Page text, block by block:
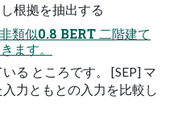
根拠を抽出する
類似0.8 BERT 二階建て
ます。
る ところです。 [SEP] マ
力ともとの入力を比較し